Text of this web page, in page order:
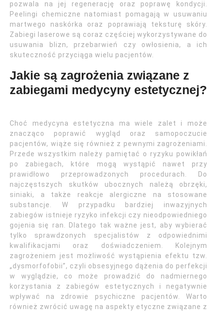
pozwala na jej regenerację oraz poprawę kondycji.
Peelingi chemiczne natomiast pomagają w usuwaniu
martwego naskórka oraz poprawiają teksturę skóry.
Zabiegi laserowe są coraz częściej wykorzystywane do
usuwania blizn, przebarwień czy owłosienia, a ich
skuteczność przyciąga wielu pacjentów.
Jakie są zagrożenia związane z
zabiegami medycyny estetycznej?
Choć medycyna estetyczna ma wiele zalet i może
znacząco poprawić wygląd oraz samopoczucie
pacjentów, wiąże się również z pewnymi zagrożeniami.
Przede wszystkim należy pamiętać o ryzyku powikłań
po zabiegach, które mogą wystąpić nawet przy
prawidłowo przeprowadzonych procedurach. Do
najczęstszych skutków ubocznych należą obrzęki,
siniaki, a także reakcje alergiczne na stosowane
substancje. W przypadku bardziej inwazyjnych
zabiegów istnieje ryzyko infekcji czy nieodpowiedniego
gojenia się ran. Dlatego tak ważne jest, aby wybierać
tylko sprawdzonych specjalistów z odpowiednimi
kwalifikacjami oraz doświadczeniem. Kolejnym
zagrożeniem jest możliwość wystąpienia efektu tzw.
„dysmorfofobii”, czyli obsesyjnego dążenia do perfekcji
w wyglądzie, co może prowadzić do nadmiernego
korzystania z zabiegów estetycznych i negatywnie
wpływać na zdrowie psychiczne pacjentów. Warto
również zwrócić uwagę na aspekty etyczne związane z